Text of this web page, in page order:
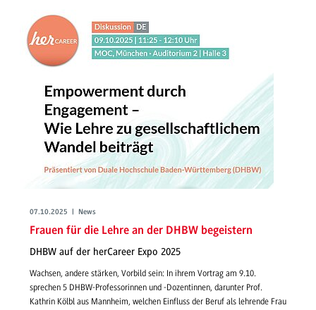
07.10.2025 | News
Frauen für die Lehre an der DHBW begeistern
DHBW auf der herCareer Expo 2025
Wachsen, andere stärken, Vorbild sein: In ihrem Vortrag am 9.10.
sprechen 5 DHBW-Professorinnen und -Dozentinnen, darunter Prof.
Kathrin Kölbl aus Mannheim, welchen Einfluss der Beruf als lehrende Frau